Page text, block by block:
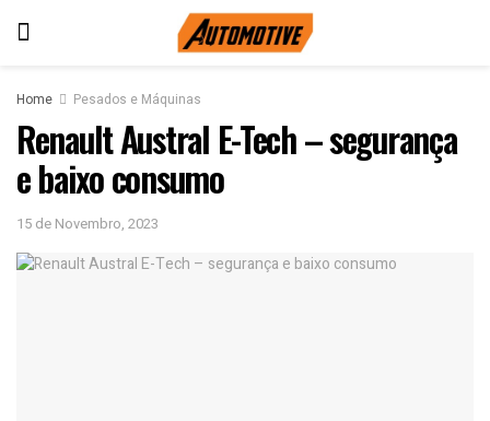
Home Pesados e Máquinas
Renault Austral E-Tech – segurança
e baixo consumo
15 de Novembro, 2023